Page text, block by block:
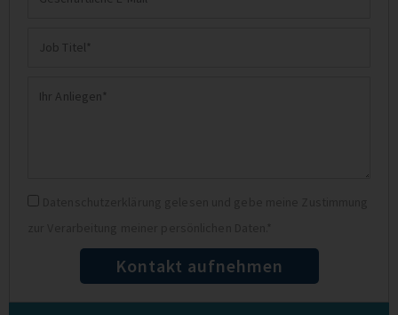
Mail
Datenschutz
Kontakt aufnehmen